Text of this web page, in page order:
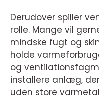
Derudover spiller
rolle. Mange vil
mindske fugt og
holde
og
installere anlæg,
uden store